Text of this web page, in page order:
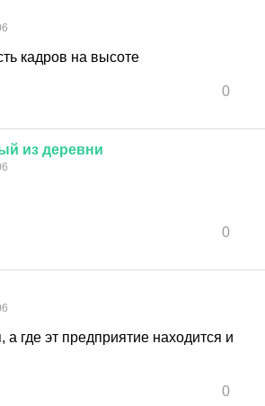
кадров на высоте
0
из деревни
0
где эт предприятие находится и
0